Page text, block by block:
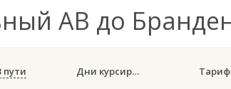
АВ до
пути Дни курсирования Тариф